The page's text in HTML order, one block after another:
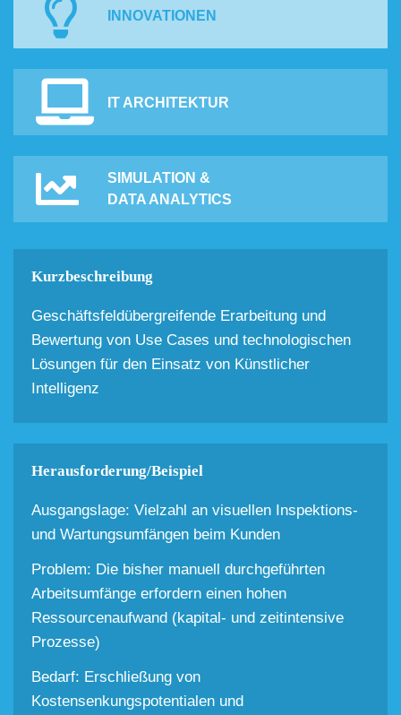
INNOVATIONEN
IT ARCHITEKTUR
SIMULATION &
DATA ANALYTICS
Kurzbeschreibung
Geschäftsfeldübergreifende Erarbeitung und
Bewertung von Use Cases und technologischen
Lösungen für den Einsatz von Künstlicher
Intelligenz
Herausforderung/Beispiel
Ausgangslage: Vielzahl an visuellen Inspektions-
und Wartungsumfängen beim Kunden
Problem: Die bisher manuell durchgeführten
Arbeitsumfänge erfordern einen hohen
Ressourcenaufwand (kapital- und zeitintensive
Prozesse)
Bedarf: Erschließung von
Kostensenkungspotentialen und